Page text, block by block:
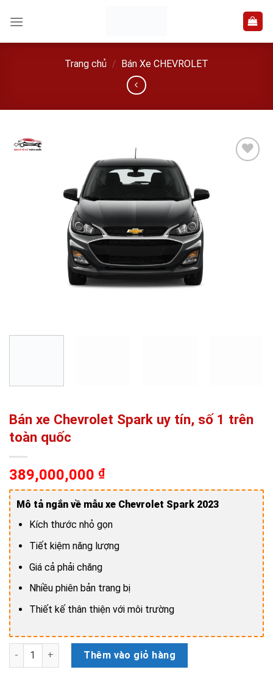
Trang chủ / Bán Xe CHEVROLET
Bán xe Chevrolet Spark uy tín, số 1 trên
toàn quốc
389,000,000 ₫
Mô tả ngắn về mẫu xe Chevrolet Spark 2023
Kích thước nhỏ gọn
Tiết kiệm năng lượng
Giá cả phải chăng
Nhiều phiên bản trang bị
Thiết kế thân thiện với môi trường
Bán xe Chevrolet Spark uy tín, số 1 trên toàn quốc số lượng
Thêm vào giỏ hàng